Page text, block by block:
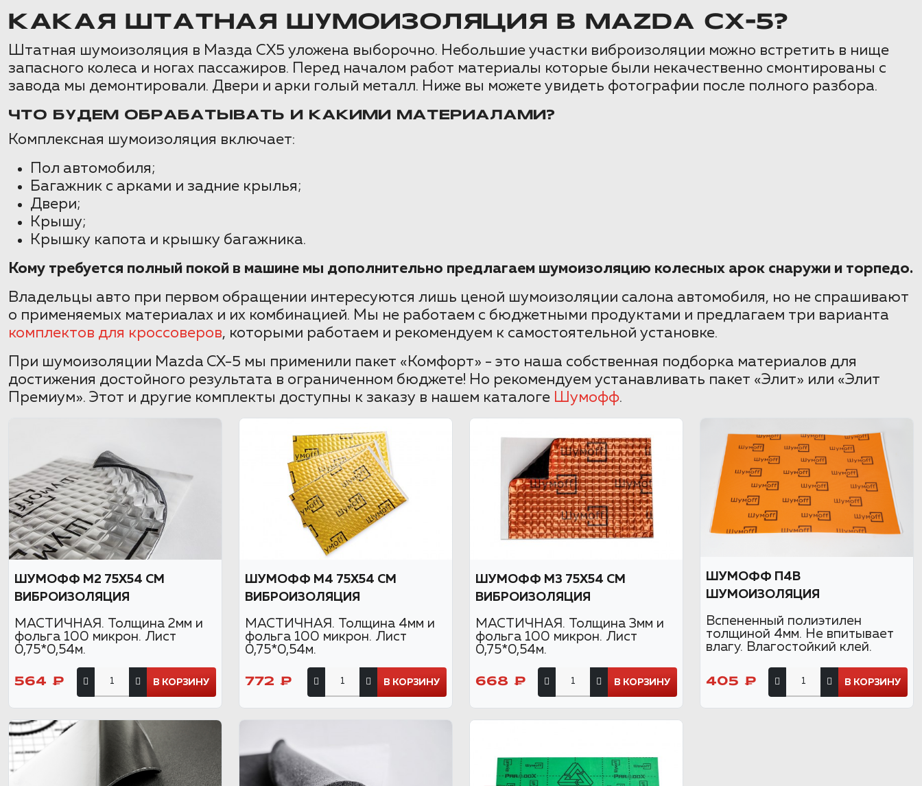
КАКАЯ ШТАТНАЯ ШУМОИЗОЛЯЦИЯ В MAZDA CX-5?
Штатная шумоизоляция в Мазда СХ5 уложена выборочно. Небольшие участки виброизоляции можно встретить в нище
запасного колеса и ногах пассажиров. Перед началом работ материалы которые были некачественно смонтированы с
завода мы демонтировали. Двери и арки голый металл. Ниже вы можете увидеть фотографии после полного разбора.
ЧТО БУДЕМ ОБРАБАТЫВАТЬ И КАКИМИ МАТЕРИАЛАМИ?
Комплексная шумоизоляция включает:
Пол автомобиля;
Багажник с арками и задние крылья;
Двери;
Крышу;
Крышку капота и крышку багажника.
Кому требуется полный покой в машине мы дополнительно предлагаем шумоизоляцию колесных арок снаружи и торпедо.
Владельцы авто при первом обращении интересуются лишь ценой шумоизоляции салона автомобиля, но не спрашивают
о применяемых материалах и их комбинацией. Мы не работаем с бюджетными продуктами и предлагаем три варианта
комплектов для кроссоверов, которыми работаем и рекомендуем к самостоятельной установке.
При шумоизоляции Mazda CX-5 мы применили пакет «Комфорт» - это наша собственная подборка материалов для
достижения достойного результата в ограниченном бюджете! Но рекомендуем устанавливать пакет «Элит» или «Элит
Премиум». Этот и другие комплекты доступны к заказу в нашем каталоге Шумофф.
ШУМОФФ М2 75X54 СМ
ВИБРОИЗОЛЯЦИЯ
МАСТИЧНАЯ. Толщина 2мм и
фольга 100 микрон. Лист
0,75*0,54м.
564 ₽ В КОРЗИНУ
ШУМОФФ М4 75Х54 СМ
ВИБРОИЗОЛЯЦИЯ
МАСТИЧНАЯ. Толщина 4мм и
фольга 100 микрон. Лист
0,75*0,54м.
772 ₽ В КОРЗИНУ
ШУМОФФ М3 75Х54 СМ
ВИБРОИЗОЛЯЦИЯ
МАСТИЧНАЯ. Толщина 3мм и
фольга 100 микрон. Лист
0,75*0,54м.
668 ₽ В КОРЗИНУ
ШУМОФФ П4В
ШУМОИЗОЛЯЦИЯ
Вспененный полиэтилен
толщиной 4мм. Не впитывает
влагу. Влагостойкий клей.
405 ₽ В КОРЗИНУ